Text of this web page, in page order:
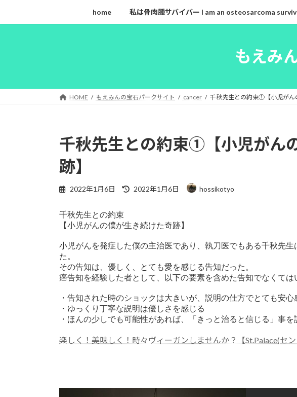
キ
に
home 私は骨肉腫サバイバー I am an osteosarcoma
もえみ
HOME もえみんの宝石パークサイト cancer 千秋先生との約束①【小児がん
千秋先生との約束①【小児がん
跡】
2022年1月6日
最
日
:
2022年1月6日 hossikotyo
千秋先生との約束
【小児がんの僕が生き続けた奇跡】
小児がんを発症した僕の主治医であり、執刀医でもある千秋先
た。
その告知は、優しく、とても愛を感じる告知だった。
癌告知を経験した者として、以下の要素を含めた告知でなくては
・告知された時のショックは大きいが、説明の仕方でとても安心
・ゆっくり丁寧な説明は優しさを感じる
・ほんの少しでも可能性があれば、「きっと治ると信じる」事
楽しく！美味しく！時々ヴィーガンしませんか？【St.Palace(セン